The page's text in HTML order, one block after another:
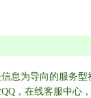
息为导向的服务
，在线客服中心